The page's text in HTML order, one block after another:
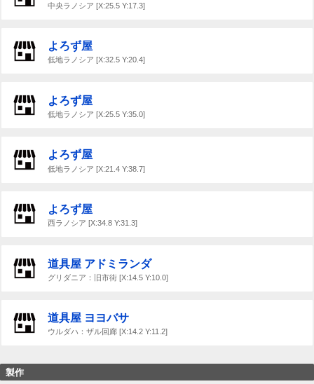
中央ラノシア [X:25.5 Y:17.3]
よろず屋
低地ラノシア [X:32.5 Y:20.4]
よろず屋
低地ラノシア [X:25.5 Y:35.0]
よろず屋
低地ラノシア [X:21.4 Y:38.7]
よろず屋
西ラノシア [X:34.8 Y:31.3]
道具屋 アドミランダ
グリダニア：旧市街 [X:14.5 Y:10.0]
道具屋 ヨヨバサ
ウルダハ：ザル回廊 [X:14.2 Y:11.2]
製作